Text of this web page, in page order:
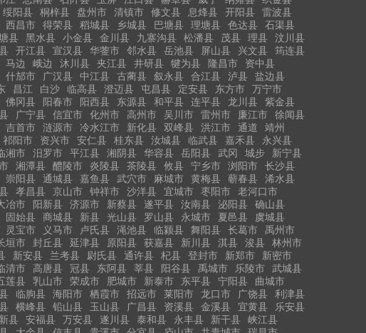
绥阳县 桐梓县 盘州市 清镇市 修文县 息烽县 开阳县
雷波县
西昌市 得荣县 稻城县 乡城县 巴塘县 理塘县 色达县
石渠县
县 黑水县 小金县 金川县 九寨沟县 松潘县 茂县 理县
汶川县
开江县 宣汉县 华蓥市 邻水县 岳池县 屏山县 兴文县
筠连县
马边 峨边 沐川县 夹江县 井研县 犍为县 隆昌市
资中县
什邡市 广汉县 中江县 古蔺县 叙永县 合江县 泸县
盐边县
昌江 白沙 临高县 澄迈县 屯昌县 定安县 东方市
万宁市
佛冈县 阳春市 阳西县 东源县 和平县 连平县 龙川县
紫金县
广宁县 信宜市 化州市 高州市 吴川市 雷州市 廉江市
徐闻县
吉首市 涟源市 冷水江市 新化县 双峰县 洪江市 通道
靖州
祁阳市 资兴市 安仁县 桂东县 汝城县 临武县 嘉禾县
永兴县
湘市 汨罗市 平江县 湘阴县 华容县 岳阳县 武冈 城步
新宁县
湘潭县 醴陵市 炎陵县 茶陵县 攸县 宁乡市 浏阳市
长沙县
崇阳县 通城县 嘉鱼县 武穴市 麻城市 黄梅县 蕲春县
浠水县
孝昌县 京山市 钟祥市 沙洋县 宜城市 枣阳市
老河口市
冶市 阳新县 济源市 新蔡县 遂平县 汝南县 泌阳县
确山县
固始县 商城县 新县 光山县 罗山县 永城市 夏邑县
虞城县
灵宝市 义马市 卢氏县 渑池县 临颍县 舞阳县 长葛市
禹州市
垣市 封丘县 延津县 原阳县 获嘉县 新川县 淇县 浚县
林州市
新安县 兰考县 尉氏县 通许县 杞县 登封市 新郑市
新密市
清市 高唐县 冠县 东阿县 莘县 阳谷县 禹城市 乐陵市
武城县
莲县 乳山市 荣成市 肥城市 新泰市 东平县 宁阳县
曲城市
临朐县 海阳市 栖霞市 招远市 莱阳市 龙口市 广饶县
利津县
横峰县 铅山县 玉山县 广昌县 资溪县 金溪县 宜黄县
乐安县
县 安福县 万安县 遂川县 泰和县 永丰县 新干县
峡江县